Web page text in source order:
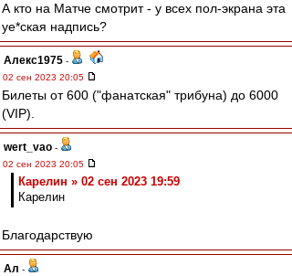
А кто на Матче смотрит - у всех пол-экрана эта
уе*ская надпись?
Алекс1975 -
02 сен 2023 20:05
Билеты от 600 ("фанатская" трибуна) до 6000
(VIP).
wert_vao -
02 сен 2023 20:05
Карелин » 02 сен 2023 19:59
Карелин
Благодарствую
Ал -